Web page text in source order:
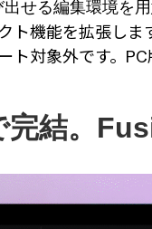
せる編集環境を
ト機能を拡張しま
対象外です。PC
結。